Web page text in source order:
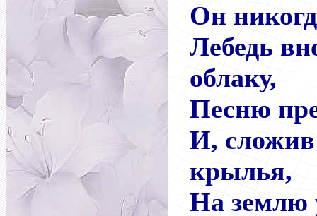
Он
Лебедь
облаку,
Песню
И, сложив
крылья,
На землю